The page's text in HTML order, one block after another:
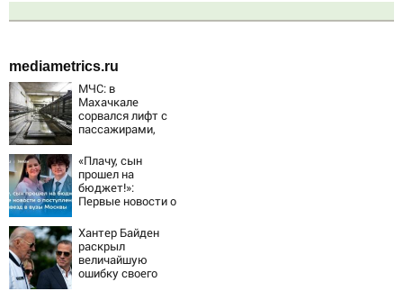
mediametrics.ru
МЧС: в
Махачкале
сорвался лифт с
пассажирами,
четыре человека
«Плачу, сын
прошел на
бюджет!»:
Первые новости о
детей звезд в
вузы Москвы
Хантер Байден
раскрыл
величайшую
ошибку своего